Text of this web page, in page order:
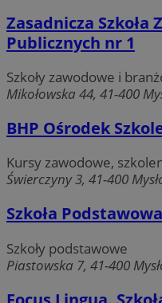
Zasadnicza Szkoła
Publicznych nr 1
Szkoły zawodowe i
Mikołowska 44, 41-400
BHP Ośrodek
Kursy zawodowe,
Świerczyny 3, 41-400
Szkoła
Szkoły podstawowe
Piastowska 7, 41-400
Niezbędne
podstawowych
logowanie
niezbędnych plików
SessID